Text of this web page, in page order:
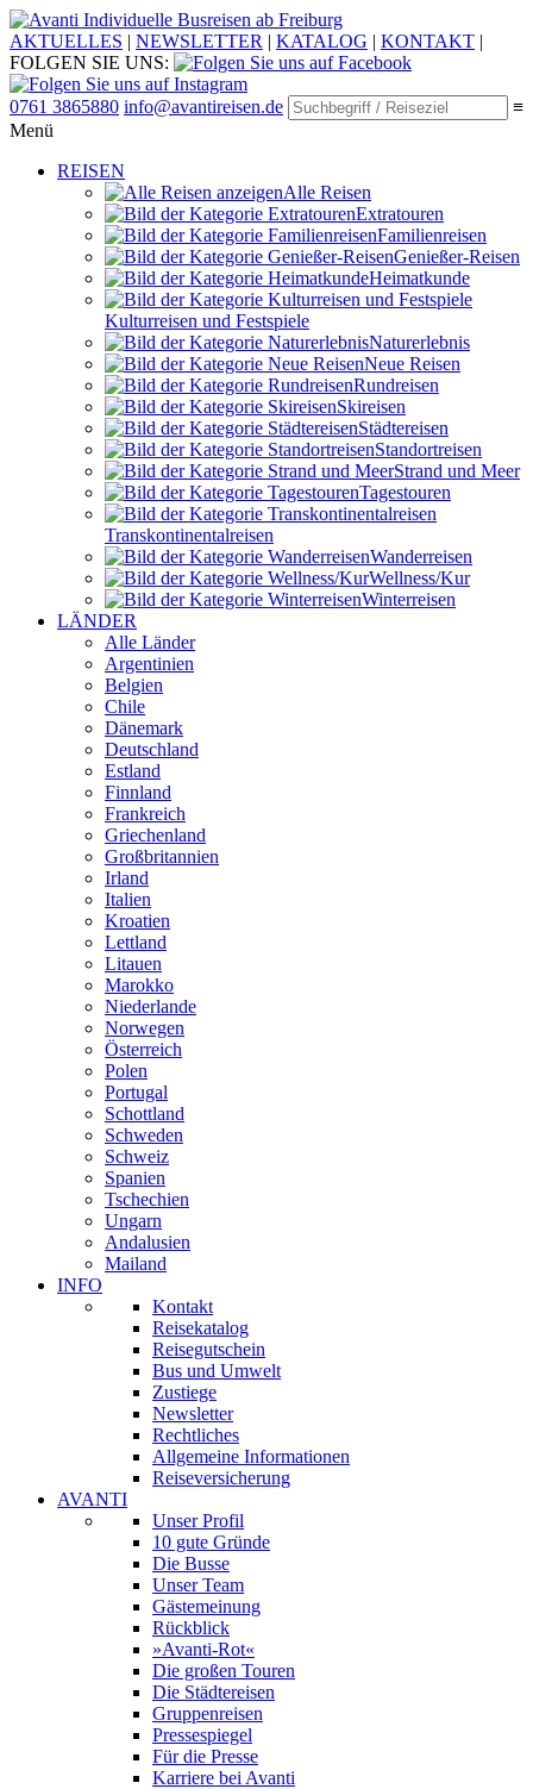
Individuelle Busreisen ab Freiburg
AKTUELLES | NEWSLETTER | KATALOG | KONTAKT |
FOLGEN SIE UNS:
0761 3865880 info@avantireisen.de
≡
Menü
REISEN
Alle Reisen
Extratouren
Familien­reisen
Genießer-Reisen
Heimatkunde
Kultur­reisen und Festspiele
Naturerlebnis
Neue Reisen
Rund­reisen
Ski­reisen
Städte­reisen
Standort­reisen
Strand und Meer
Tagestouren
Transkontinental­reisen
Wander­reisen
Wellness/Kur
Winter­reisen
LÄNDER
Alle Länder
Argentinien
Belgien
Chile
Dänemark
Deutschland
Estland
Finnland
Frankreich
Griechenland
Großbritannien
Irland
Italien
Kroatien
Lettland
Litauen
Marokko
Niederlande
Norwegen
Österreich
Polen
Portugal
Schottland
Schweden
Schweiz
Spanien
Tschechien
Ungarn
Andalusien
Mailand
INFO
Kontakt
Reisekatalog
Reisegutschein
Bus und Umwelt
Zustiege
Newsletter
Rechtliches
Allgemeine Informationen
Reiseversicherung
AVANTI
Unser Profil
10 gute Gründe
Die Busse
Unser Team
Gästemeinung
Rückblick
»Avanti-Rot«
Die großen Touren
Die Städtereisen
Gruppenreisen
Pressespiegel
Für die Presse
Karriere bei Avanti